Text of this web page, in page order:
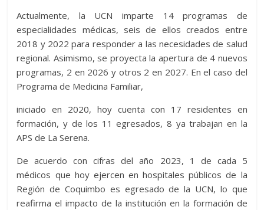
Actualmente, la UCN imparte 14 programas de
especialidades médicas, seis de ellos creados entre
2018 y 2022 para responder a las necesidades de salud
regional. Asimismo, se proyecta la apertura de 4 nuevos
programas, 2 en 2026 y otros 2 en 2027. En el caso del
Programa de Medicina Familiar,
iniciado en 2020, hoy cuenta con 17 residentes en
formación, y de los 11 egresados, 8 ya trabajan en la
APS de La Serena.
De acuerdo con cifras del año 2023, 1 de cada 5
médicos que hoy ejercen en hospitales públicos de la
Región de Coquimbo es egresado de la UCN, lo que
reafirma el impacto de la institución en la formación de